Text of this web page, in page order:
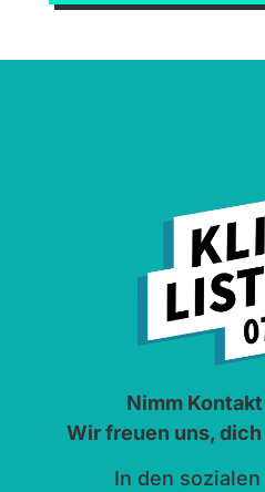
Nimm
Wir freuen uns,
In den